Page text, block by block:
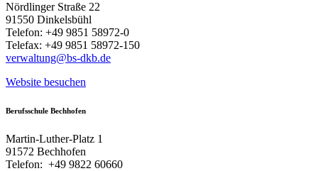
Nördlinger Straße 22
91550 Dinkelsbühl
Telefon: +49 9851 58972-0
Telefax: +49 9851 58972-150
verwaltung@bs-dkb.de
Website besuchen
Berufsschule Bechhofen
Martin-Luther-Platz 1
91572 Bechhofen
Telefon: +49 9822 60660